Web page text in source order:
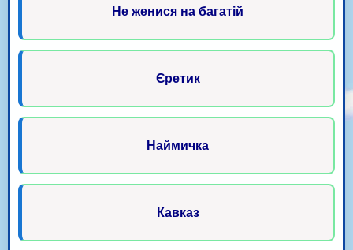
Не женися на багатій
Єретик
Наймичка
Кавказ